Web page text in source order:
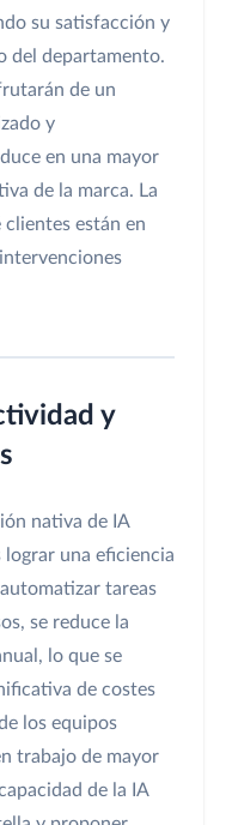
su satisfacción y
del departamento.
de un
y
en una mayor
de la marca. La
clientes están en
y
nativa de IA
lograr una eficiencia
tareas
se reduce la
lo que se
de costes
los equipos
trabajo de mayor
de la IA